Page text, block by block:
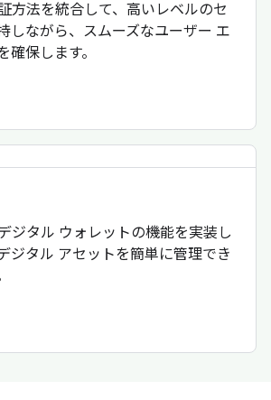
方法を統合して、高いレベルのセ
しながら、スムーズなユーザー エ
確保します。
ジタル ウォレットの機能を実装し
ジタル アセットを簡単に管理でき